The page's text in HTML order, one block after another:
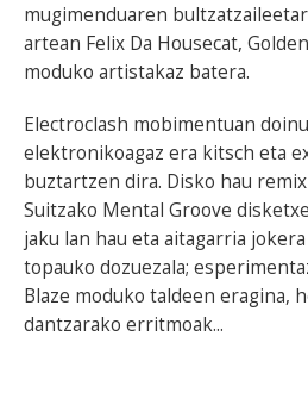
mugimenduaren
artean Felix Da Housecat,
moduko artistakaz batera.
Electroclash mobimentuan
elektronikoagaz era kitsch eta
buztartzen dira. Disko hau
Suitzako Mental Groove
jaku lan hau eta aitagarria
topauko dozuezala;
Blaze moduko taldeen eragina,
dantzarako erritmoak...